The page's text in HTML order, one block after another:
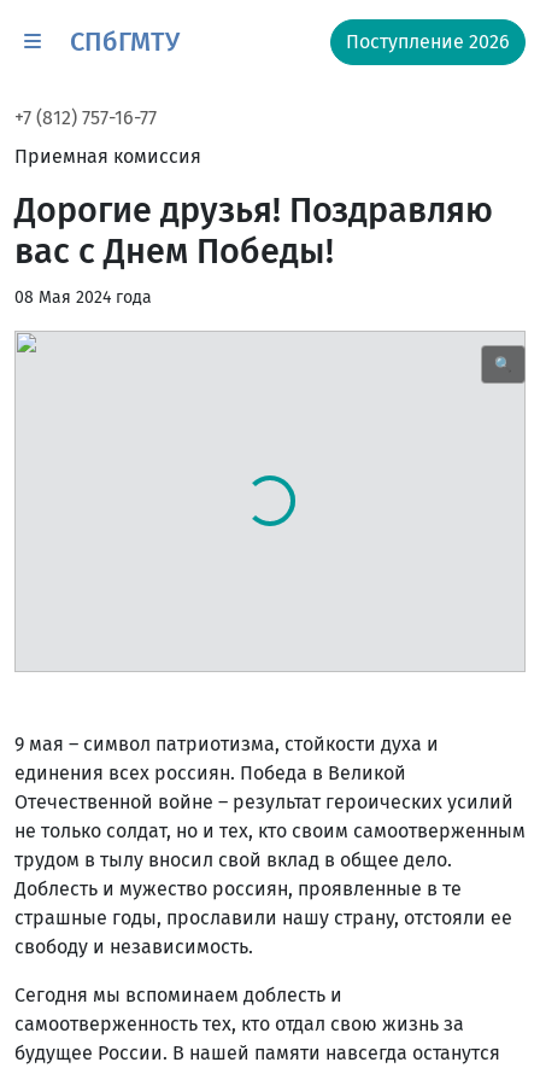
СПбГМТУ Поступление 2026
+7 (812) 757-16-77
Приемная комиссия
Дорогие друзья! Поздравляю
вас с Днем Победы!
08 Мая 2024 года
🔍
9 мая – символ патриотизма, стойкости духа и
единения всех россиян. Победа в Великой
Отечественной войне – результат героических усилий
не только солдат, но и тех, кто своим самоотверженным
трудом в тылу вносил свой вклад в общее дело.
Доблесть и мужество россиян, проявленные в те
страшные годы, прославили нашу страну, отстояли ее
свободу и независимость.
Сегодня мы вспоминаем доблесть и
самоотверженность тех, кто отдал свою жизнь за
будущее России. В нашей памяти навсегда останутся